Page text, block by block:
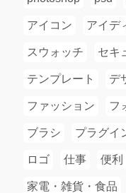
アイコン アイデ
スウォッチ セキ
テンプレート デ
ファッション フ
ブラシ プラグイ
ロゴ 仕事 便利
家電・雑貨・食品